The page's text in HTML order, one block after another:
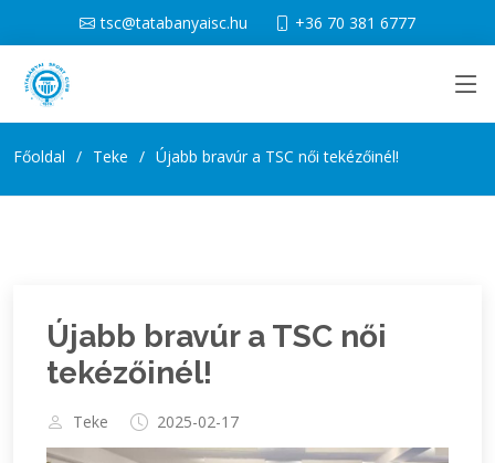
tsc@tatabanyaisc.hu +36 70 381 6777
Főoldal Teke Újabb bravúr a TSC női tekézőinél!
Újabb bravúr a TSC női
tekézőinél!
Teke 2025-02-17